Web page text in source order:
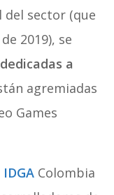
sector (que
2019), se
a
agremiadas
Games
IDGA Colombia